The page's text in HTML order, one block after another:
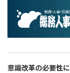
意識改革の必要性